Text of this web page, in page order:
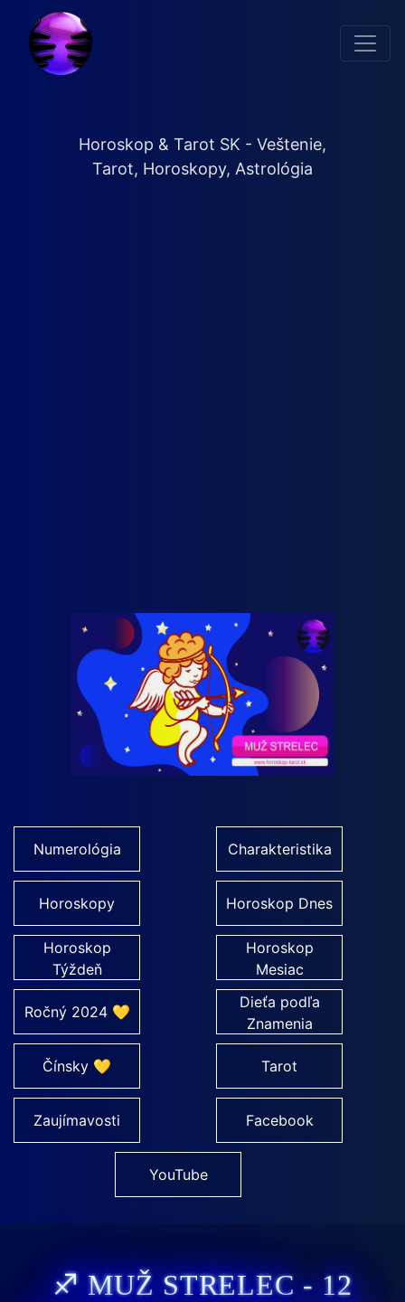
Horoskop & Tarot SK - Veštenie,
Tarot, Horoskopy, Astrológia
Numerológia Charakteristika
Horoskopy Horoskop Dnes
Horoskop
Týždeň
Horoskop
Mesiac
Ročný 2024 💛
Dieťa podľa
Znamenia
Čínsky 💛 Tarot
Zaujímavosti Facebook
YouTube
♐ MUŽ STRELEC - 12